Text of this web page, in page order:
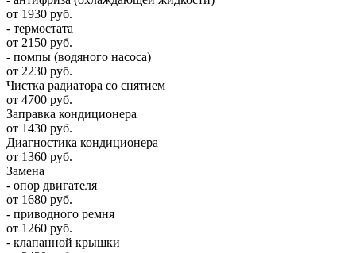
от 1930 руб.
- термостата
от 2150 руб.
- помпы (водяного насоса)
от 2230 руб.
Чистка радиатора со снятием
от 4700 руб.
Заправка кондиционера
от 1430 руб.
Диагностика кондиционера
от 1360 руб.
Замена
- опор двигателя
от 1680 руб.
- приводного ремня
от 1260 руб.
- клапанной крышки